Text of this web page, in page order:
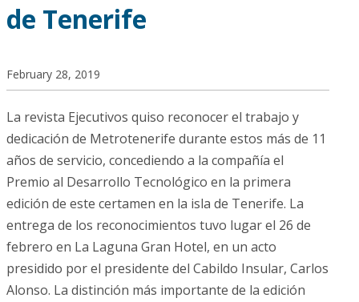
de Tenerife
February 28, 2019
La revista Ejecutivos quiso reconocer el trabajo y
dedicación de Metrotenerife durante estos más de 11
años de servicio, concediendo a la compañía el
Premio al Desarrollo Tecnológico en la primera
edición de este certamen en la isla de Tenerife. La
entrega de los reconocimientos tuvo lugar el 26 de
febrero en La Laguna Gran Hotel, en un acto
presidido por el presidente del Cabildo Insular, Carlos
Alonso. La distinción más importante de la edición